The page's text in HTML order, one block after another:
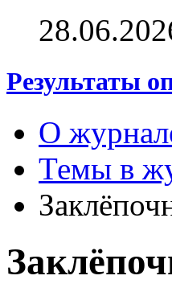
Результаты
О
Темы в